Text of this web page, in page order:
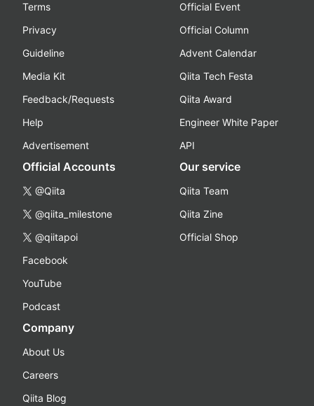
Terms
Privacy
Guideline
Media Kit
Feedback/Requests
Help
Advertisement
Official Event
Official Column
Advent Calendar
Qiita Tech Festa
Qiita Award
Engineer White Paper
API
Official Accounts
@Qiita
@qiita_milestone
@qiitapoi
Facebook
YouTube
Podcast
Our service
Qiita Team
Qiita Zine
Official Shop
Company
About Us
Careers
Qiita Blog